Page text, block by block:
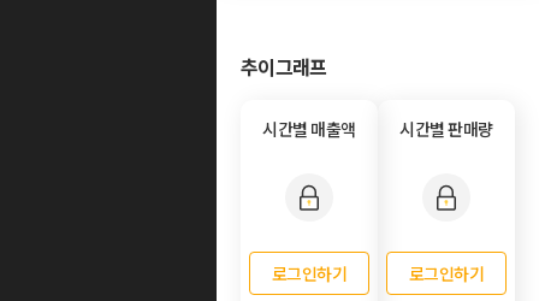
추이그래프
시간별 매출액
로그인하기
시간별 판매량
로그인하기